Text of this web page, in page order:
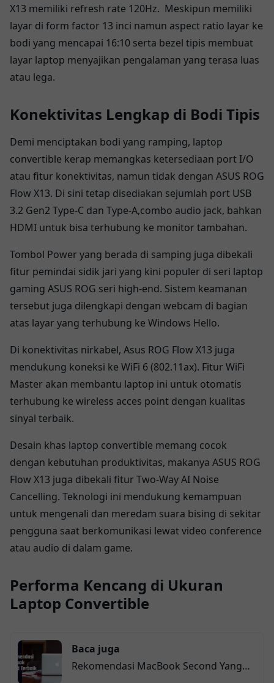
X13 memiliki refresh rate 120Hz. Meskipun memiliki
layar di form factor 13 inci namun aspect ratio layar ke
bodi yang mencapai 16:10 serta bezel tipis membuat
layar laptop menyajikan pengalaman yang terasa luas
atau lega.
Konektivitas Lengkap di Bodi Tipis
Demi menciptakan bodi yang ramping, laptop
convertible kerap memangkas ketersediaan port I/O
atau fitur konektivitas, namun tidak dengan ASUS ROG
Flow X13. Di sini tetap disediakan sejumlah port USB
3.2 Gen2 Type-C dan Type-A,combo audio jack, bahkan
HDMI untuk bisa terhubung ke monitor tambahan.
Tombol Power yang berada di samping juga dibekali
fitur pemindai sidik jari yang kini populer di seri laptop
gaming ASUS ROG seri high-end. Sistem keamanan
tersebut juga dilengkapi dengan webcam di bagian
atas layar yang terhubung ke Windows Hello.
Di konektivitas nirkabel, Asus ROG Flow X13 juga
mendukung koneksi ke WiFi 6 (802.11ax). Fitur WiFi
Master akan membantu laptop ini untuk otomatis
terhubung ke wireless acces point dengan kualitas
sinyal terbaik.
Desain khas laptop convertible memang cocok
dengan kebutuhan produktivitas, makanya ASUS ROG
Flow X13 juga dibekali fitur Two-Way AI Noise
Cancelling. Teknologi ini mendukung kemampuan
untuk mengenali dan meredam suara bising di sekitar
pengguna saat berkomunikasi lewat video conference
atau audio di dalam game.
Performa Kencang di Ukuran
Laptop Convertible
Baca juga
Rekomendasi MacBook Second Yang